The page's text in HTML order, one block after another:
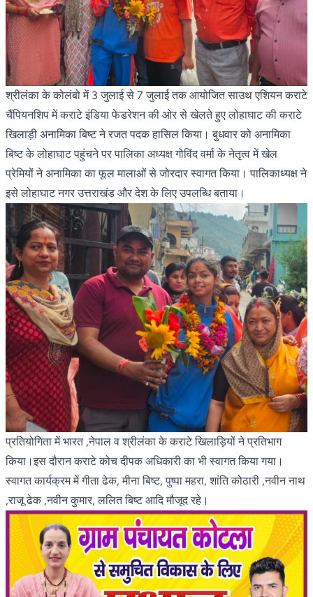
श्रीलंका के कोलंबो में 3 जुलाई से 7 जुलाई तक आयोजित साउथ एशियन कराटे
चैंपियनशिप में कराटे इंडिया फेडरेशन की ओर से खेलते हुए लोहाघाट की कराटे
खिलाड़ी अनामिका बिष्ट ने रजत पदक हासिल किया। बुधवार को अनामिका
बिष्ट के लोहाघाट पहुंचने पर पालिका अध्यक्ष गोविंद वर्मा के नेतृत्व में खेल
प्रेमियों ने अनामिका का फूल मालाओं से जोरदार स्वागत किया। पालिकाध्यक्ष ने
इसे लोहाघाट नगर उत्तराखंड और देश के लिए उपलब्धि बताया।
प्रतियोगिता में भारत ,नेपाल व श्रीलंका के कराटे खिलाड़ियों ने प्रतिभाग
किया।इस दौरान कराटे कोच दीपक अधिकारी का भी स्वागत किया गया।
स्वागत कार्यक्रम में गीता ढेक, मीना बिष्ट, पुष्पा महरा, शांति कोठारी ,नवीन नाथ
,राजू ढेक ,नवीन कुमार, ललित बिष्ट आदि मौजूद रहे।